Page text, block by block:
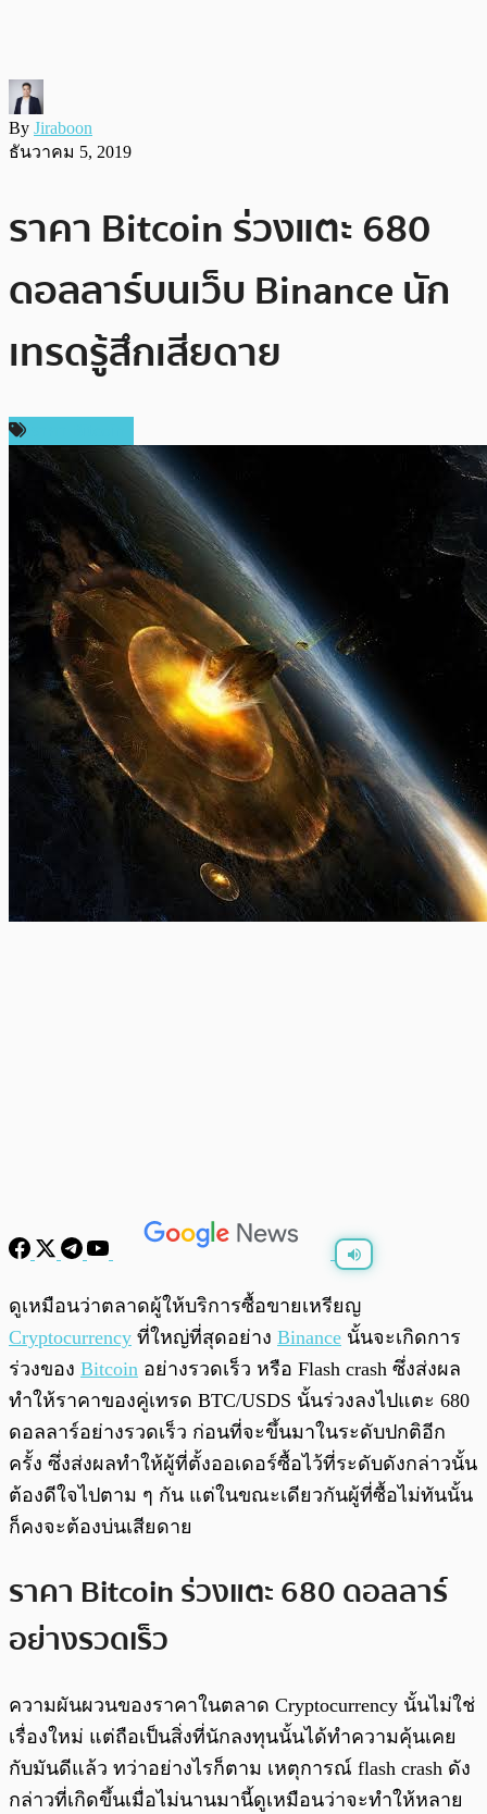
By Jiraboon
ธันวาคม 5, 2019
ราคา Bitcoin ร่วงแตะ 680
ดอลลาร์บนเว็บ Binance นัก
เทรดรู้สึกเสียดาย
พร้อมเล่น
ดูเหมือนว่าตลาดผู้ให้บริการซื้อขายเหรียญ
Cryptocurrency ที่ใหญ่ที่สุดอย่าง Binance นั้นจะเกิดการ
ร่วงของ Bitcoin อย่างรวดเร็ว หรือ Flash crash ซึ่งส่งผล
ทำให้ราคาของคู่เทรด BTC/USDS นั้นร่วงลงไปแตะ 680
ดอลลาร์อย่างรวดเร็ว ก่อนที่จะขึ้นมาในระดับปกติอีก
ครั้ง ซึ่งส่งผลทำให้ผู้ที่ตั้งออเดอร์ซื้อไว้ที่ระดับดังกล่าวนั้น
ต้องดีใจไปตาม ๆ กัน แต่ในขณะเดียวกันผู้ที่ซื้อไม่ทันนั้น
ก็คงจะต้องบ่นเสียดาย
ราคา Bitcoin ร่วงแตะ 680 ดอลลาร์
อย่างรวดเร็ว
ความผันผวนของราคาในตลาด Cryptocurrency นั้นไม่ใช่
เรื่องใหม่ แต่ถือเป็นสิ่งที่นักลงทุนนั้นได้ทำความคุ้นเคย
กับมันดีแล้ว ทว่าอย่างไรก็ตาม เหตุการณ์ flash crash ดัง
กล่าวที่เกิดขึ้นเมื่อไม่นานมานี้ดูเหมือนว่าจะทำให้หลาย